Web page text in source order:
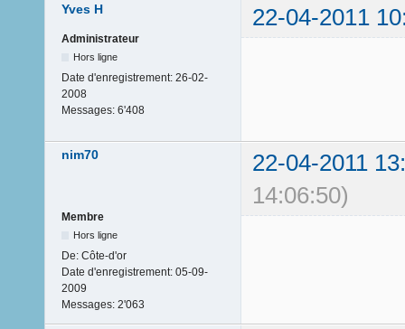
Yves H 22-04-2011
Administrateur
Hors ligne
Date d'enregistrement: 26-02-
2008
Messages: 6'408
nim70
22-04-2011
14:06:50)
Membre
Hors ligne
De: Côte-d'or
Date d'enregistrement: 05-09-
2009
Messages: 2'063